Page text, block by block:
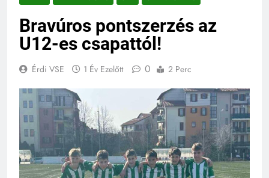
Bravúros pontszerzés az
U12-es csapattól!
Érdi VSE 1 Év Ezelőtt 0 2 Perc